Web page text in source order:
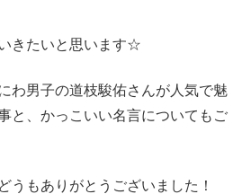
きたいと思います☆
わ男子の道枝駿佑さんが人気で魅
と、かっこいい名言についてもご
うもありがとうございました！